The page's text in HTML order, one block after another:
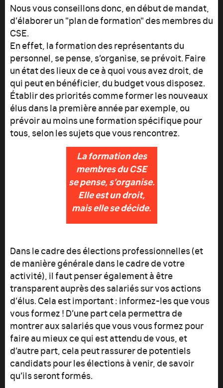
Nous vous conseillons donc, en début de mandat,
d’élaborer un "plan de formation" des membres du
CSE.
En effet, la formation des représentants du
personnel, se pense, s’organise, se prévoit. Faire
un état des lieux de ce à quoi vous avez droit, de
qui peut en bénéficier, du budget vous disposez.
Établir des priorités comme former les nouveaux
élus dans la première année par exemple, ou
prévoir au moins une formation spécifique pour
tous, selon les sujets que vous rencontrez.
La formation des
membres du CSE
se pense, s’organise.
Elle est un droit,
mais elle se décide.
Dans le cadre des élections professionnelles (et
de manière générale dans le cadre de votre
activité), il faut penser également à être
transparent auprès des salariés sur vos actions
d’élus. Cela est important : informez-les que vous
vous formez ! D’une part cela permettra de
montrer aux salariés que vous vous formez pour
faire au mieux ce qui est attendu de vous, et
d’autre part, cela peut rassurer de potentiels
candidats pour les élections à venir, de savoir
qu’ils seront formés.